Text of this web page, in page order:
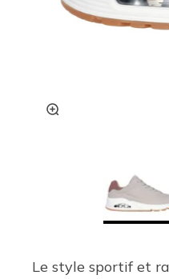
Le style sportif et